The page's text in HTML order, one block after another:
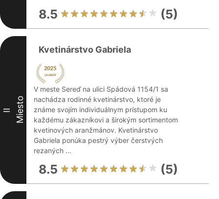
8.5 (5)
II Miesto
Kvetinárstvo Gabriela
V meste Sereď na ulici Spádová 1154/1 sa
nachádza rodinné kvetinárstvo, ktoré je
známe svojím individuálnym prístupom ku
každému zákazníkovi a širokým sortimentom
kvetinových aranžmánov. Kvetinárstvo
Gabriela ponúka pestrý výber čerstvých
rezaných ...
8.5 (5)